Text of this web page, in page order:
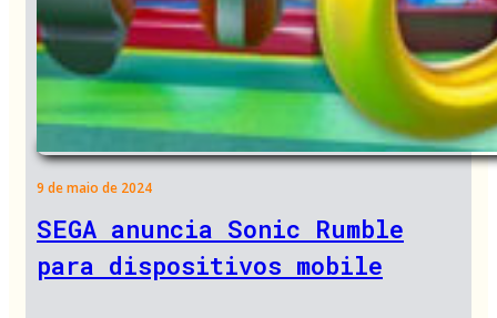
9 de maio de 2024
SEGA anuncia Sonic Rumble
para dispositivos mobile